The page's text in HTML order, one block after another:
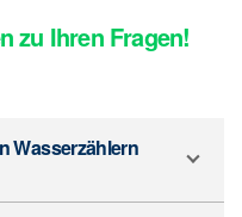
zu Ihren Fragen!
Wasserzählern